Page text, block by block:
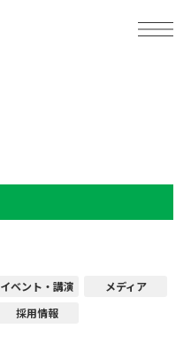
イベント・講演
メディア
採用情報